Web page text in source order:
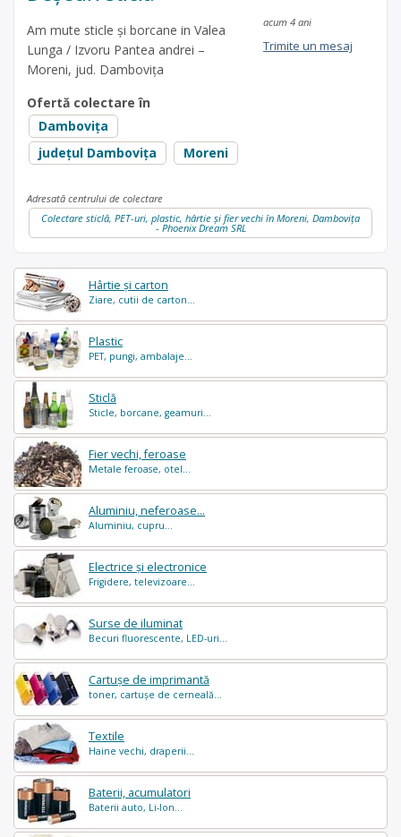
Hârtie și carton
Ziare, cutii de carton...
Plastic
PET, pungi, ambalaje...
Sticlă
Sticle, borcane, geamuri...
Fier vechi, feroase
Metale feroase, otel...
Aluminiu, neferoase...
Aluminiu, cupru...
Electrice și electronice
Frigidere, televizoare...
Surse de iluminat
Becuri fluorescente, LED-uri...
Cartușe de imprimantă
toner, cartușe de cerneală...
Textile
Haine vechi, draperii...
Baterii, acumulatori
Baterii auto, Li-Ion...
Am mute sticle și borcane in Valea
Lunga / Izvoru Pantea andrei –
Moreni, jud. Dambovița
Ofertă colectare în
Dambovița
județul Dambovița
Moreni
acum 4 ani
Trimite un mesaj
Adresată centrului de colectare
Colectare sticlă, PET-uri, plastic, hârtie și fier vechi în Moreni, Dambovița
- Phoenix Dream SRL